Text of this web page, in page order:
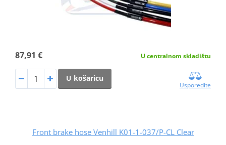
87,91 € U centralnom skladištu
U košaricu
Usporedite
Front brake hose Venhill K01-1-037/P-CL Clear